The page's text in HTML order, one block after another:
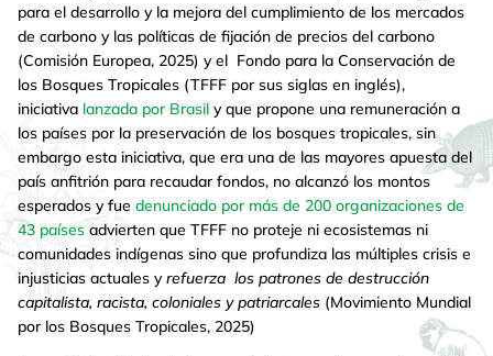
para el desarrollo y la mejora del cumplimiento de los mercados
de carbono y las políticas de fijación de precios del carbono
(Comisión Europea, 2025) y el Fondo para la Conservación de
los Bosques Tropicales (TFFF por sus siglas en inglés),
iniciativa lanzada por Brasil y que propone una remuneración a
los países por la preservación de los bosques tropicales, sin
embargo esta iniciativa, que era una de las mayores apuesta del
país anfitrión para recaudar fondos, no alcanzó los montos
esperados y fue denunciado por más de 200 organizaciones de
43 países advierten que TFFF no proteje ni ecosistemas ni
comunidades indígenas sino que profundiza las múltiples crisis e
injusticias actuales yrefuerza los patrones de destrucción
capitalista, racista, coloniales y patriarcales (Movimiento Mundial
por los Bosques Tropicales, 2025)